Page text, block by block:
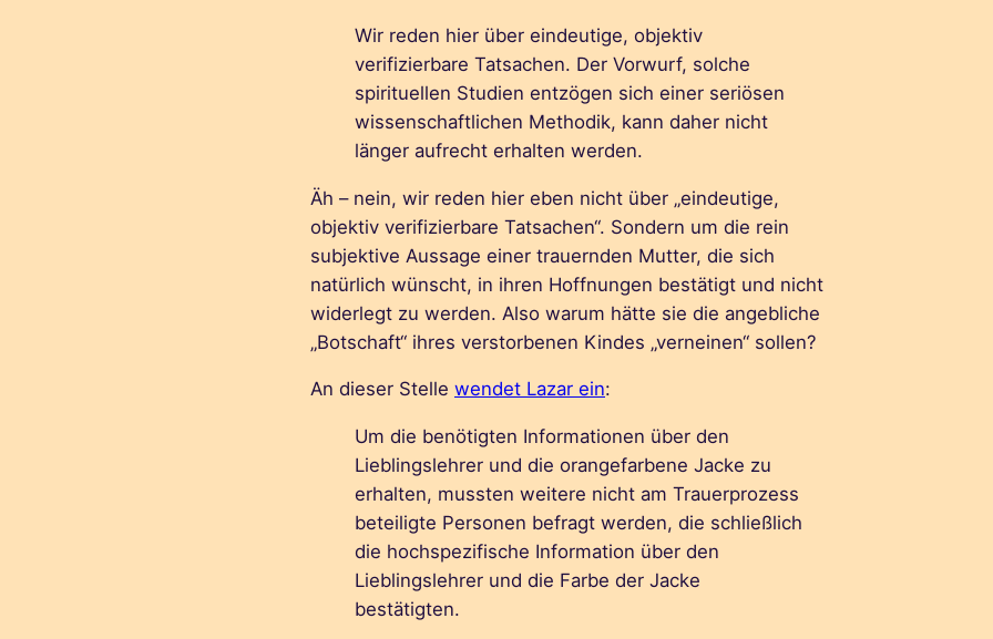
Wir reden hier über eindeutige, objektiv
verifizierbare Tatsachen. Der Vorwurf, solche
spirituellen Studien entzögen sich einer seriösen
wissenschaftlichen Methodik, kann daher nicht
länger aufrecht erhalten werden.
Äh – nein, wir reden hier eben nicht über „eindeutige,
objektiv verifizierbare Tatsachen“. Sondern um die rein
subjektive Aussage einer trauernden Mutter, die sich
natürlich wünscht, in ihren Hoffnungen bestätigt und nicht
widerlegt zu werden. Also warum hätte sie die angebliche
„Botschaft“ ihres verstorbenen Kindes „verneinen“ sollen?
An dieser Stelle wendet Lazar ein:
Um die benötigten Informationen über den
Lieblingslehrer und die orangefarbene Jacke zu
erhalten, mussten weitere nicht am Trauerprozess
beteiligte Personen befragt werden, die schließlich
die hochspezifische Information über den
Lieblingslehrer und die Farbe der Jacke
bestätigten.